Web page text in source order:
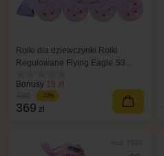
Rolki dla dziewczynki Rolki
Regulowane Flying Eagle S3
Bonusy 18 zł
-23%
369 zł